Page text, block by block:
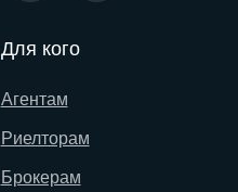
Для кого
Агентам
Риелторам
Брокерам